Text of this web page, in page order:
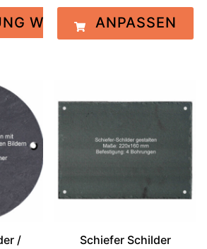
12,50 €
bis
WÄHLEN ANPASSEN
/
Schiefer Schilder